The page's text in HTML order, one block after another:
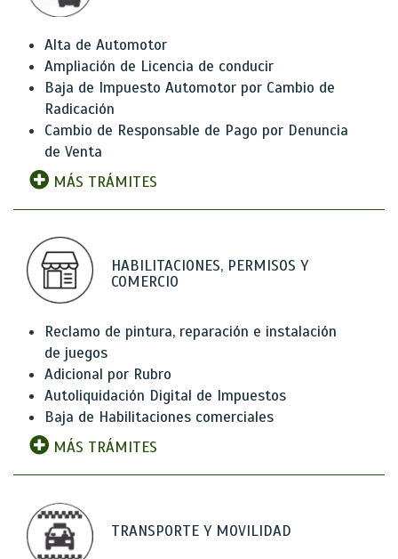
Alta de Automotor
Ampliación de Licencia de conducir
Baja de Impuesto Automotor por Cambio de
Radicación
Cambio de Responsable de Pago por Denuncia
de Venta
MÁS TRÁMITES
HABILITACIONES, PERMISOS Y
COMERCIO
Reclamo de pintura, reparación e instalación
de juegos
Adicional por Rubro
Autoliquidación Digital de Impuestos
Baja de Habilitaciones comerciales
MÁS TRÁMITES
TRANSPORTE Y MOVILIDAD